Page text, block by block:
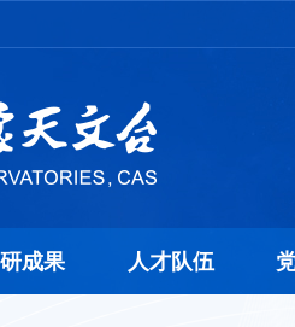
成果 人才队伍